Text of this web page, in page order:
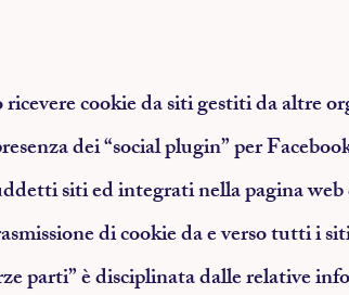
cookie da siti gestiti da altre
dei “social plugin” per
siti ed integrati nella pagina
di cookie da e verso tutti i
parti” è disciplinata dalle relative